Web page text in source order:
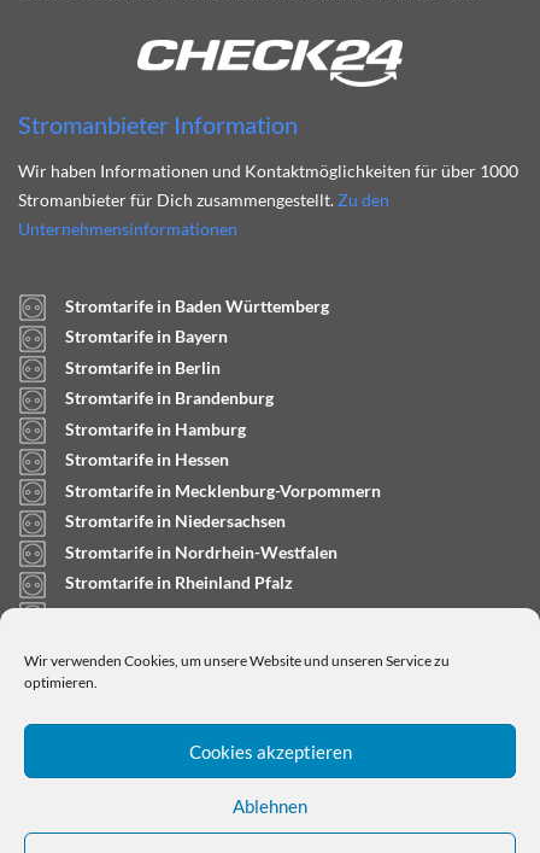
Wir verwenden Cookies, um unsere Website und unseren Service zu
optimieren.
Cookies akzeptieren
Ablehnen
Stromanbieter Information
Wir haben Informationen und Kontaktmöglichkeiten für über 1000
Stromanbieter für Dich zusammengestellt. Zu den
Unternehmensinformationen
Stromtarife in Baden Württemberg
Stromtarife in Bayern
Stromtarife in Berlin
Stromtarife in Brandenburg
Stromtarife in Hamburg
Stromtarife in Hessen
Stromtarife in Mecklenburg-Vorpommern
Stromtarife in Niedersachsen
Stromtarife in Nordrhein-Westfalen
Stromtarife in Rheinland Pfalz
Stromtarife in Saarland
Stromtarife in Schleswig-Holstein